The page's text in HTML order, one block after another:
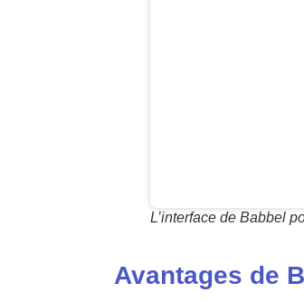
L’interface de Babbel
Avantages de